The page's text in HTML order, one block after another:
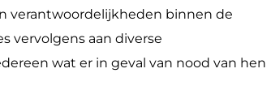
verantwoordelijkheden binnen de
vervolgens aan diverse
wat er in geval van nood van hen